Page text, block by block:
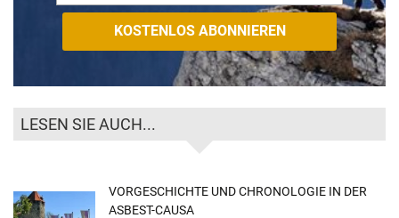
LESEN SIE AUCH...
VORGESCHICHTE UND CHRONOLOGIE IN DER
ASBEST-CAUSA